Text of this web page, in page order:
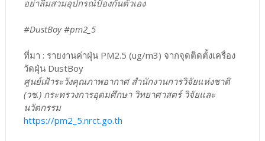
อย่าลืมสวมอุปกรณ์ป้องกันตัวเอง
#DustBoy #pm2_5
ที่มา : รายงานค่าฝุ่น PM2.5 (ug/m3) จากจุดติดตั้งเครื่อง
วัดฝุ่น DustBoy
ศูนย์เฝ้าระวังคุณภาพอากาศ สำนักงานการวิจัยแห่งชาติ
(วช.) กระทรวงการอุดมศึกษา วิทยาศาสตร์ วิจัยและ
นวัตกรรม
https://pm2_5.nrct.go.th